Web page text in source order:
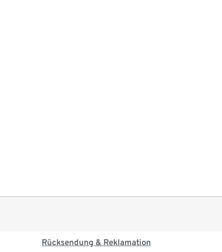
Rücksendung & Reklamation